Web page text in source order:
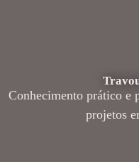
Conhecimento prático e
projetos